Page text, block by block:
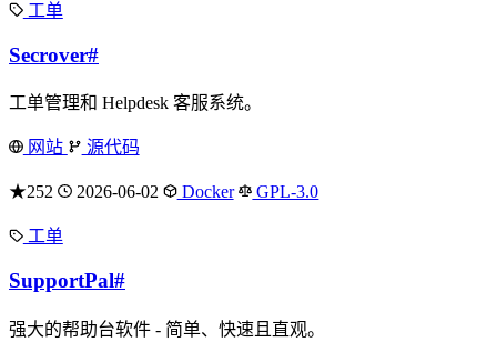
工单
Secrover#
工单管理和 Helpdesk 客服系统。
网站 源代码
★252 2026-06-02 Docker GPL-3.0
工单
SupportPal#
强大的帮助台软件 - 简单、快速且直观。